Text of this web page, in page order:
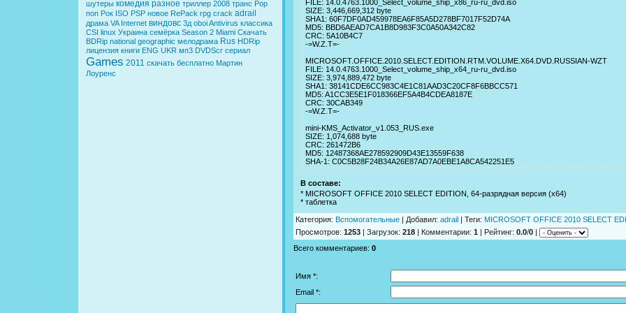
шутеры комедия разное триллер 2008 транс Pop
поп Рок ISO PSP новое RePack rpg crack adrail
драма VA Internet виндовс 3д oboiAntivirus классика
CSI linux Украина семёрка Season 2 Miami Скачать
BDRip national geographic мелодрама Rus HDRip
лицензия книги ENG UKR мп3 DVDScr сериал
Games 2011 скачать бесплатно Мартин
Лоуренс
FILE: 14.0.4763.1000_Select_volume_ship_x86_ru-ru_dvd.iso
SIZE: 3,446,669,312 byte
SHA1: 60F7DF0AD459978EA6F85A5D278BF7017F52D74A
MD5: BBD6AEAD7CA1B8D983F3C0A50A342C82
CRC: 5A10B4C7
-=W.Z.T=-
MICROSOFT.OFFICE.2010.SELECT.EDITION.RTM.VOLUME.X64.DVD.RUSSIAN-WZT
FILE: 14.0.4763.1000_Select_volume_ship_x64_ru-ru_dvd.iso
SIZE: 3,974,889,472 byte
SHA1: 38141CDE6CC983C4E1C81AAD3C20CF8F6BBCC571
MD5: A1CC3E5E1F018366EF5A4B4CDEA8187E
CRC: 30CAB349
-=W.Z.T=-
mini-KMS_Activator_v1.053_RUS.exe
SIZE: 1,074,688 byte
CRC: 261472B6
MD5: 12487368AE278592909D43E13559F638
SHA-1: C0C5B28F24B34A26E87AD7A0EBE1A8CA542251E5
В составе:
* MICROSOFT OFFICE 2010 SELECT EDITION, 64-разрядная версия (x64)
* таблетка
Категория: Вспомогательные | Добавил: adrail | Теги: MICROSOFT OFFICE 2010 SELECT
Просмотров: 1253 | Загрузок: 218 | Комментарии: 1 | Рейтинг: 0.0/0 |
Всего комментариев: 0
Имя *:
Email *: